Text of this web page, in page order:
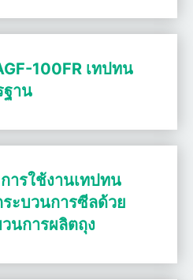
100FR เทปทน
ฐาน
รใช้งานเทปทน
ะบวนการซีลด้วย
นการผลิตถุง